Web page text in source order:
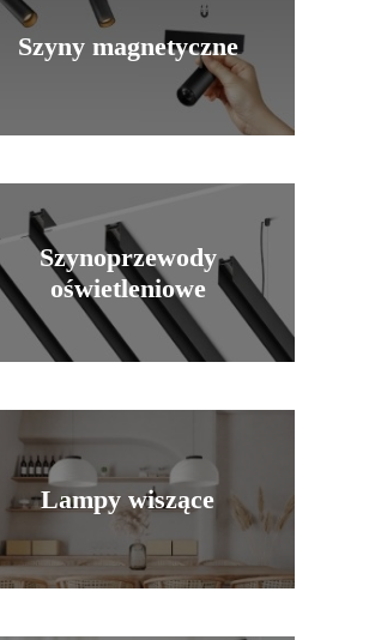
Szyny magnetyczne
Szynoprzewody
oświetleniowe
Lampy wiszące